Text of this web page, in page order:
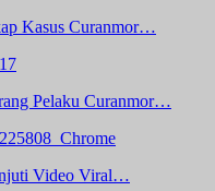
Kasus Curanmor…
Pelaku Curanmor…
Video Viral…